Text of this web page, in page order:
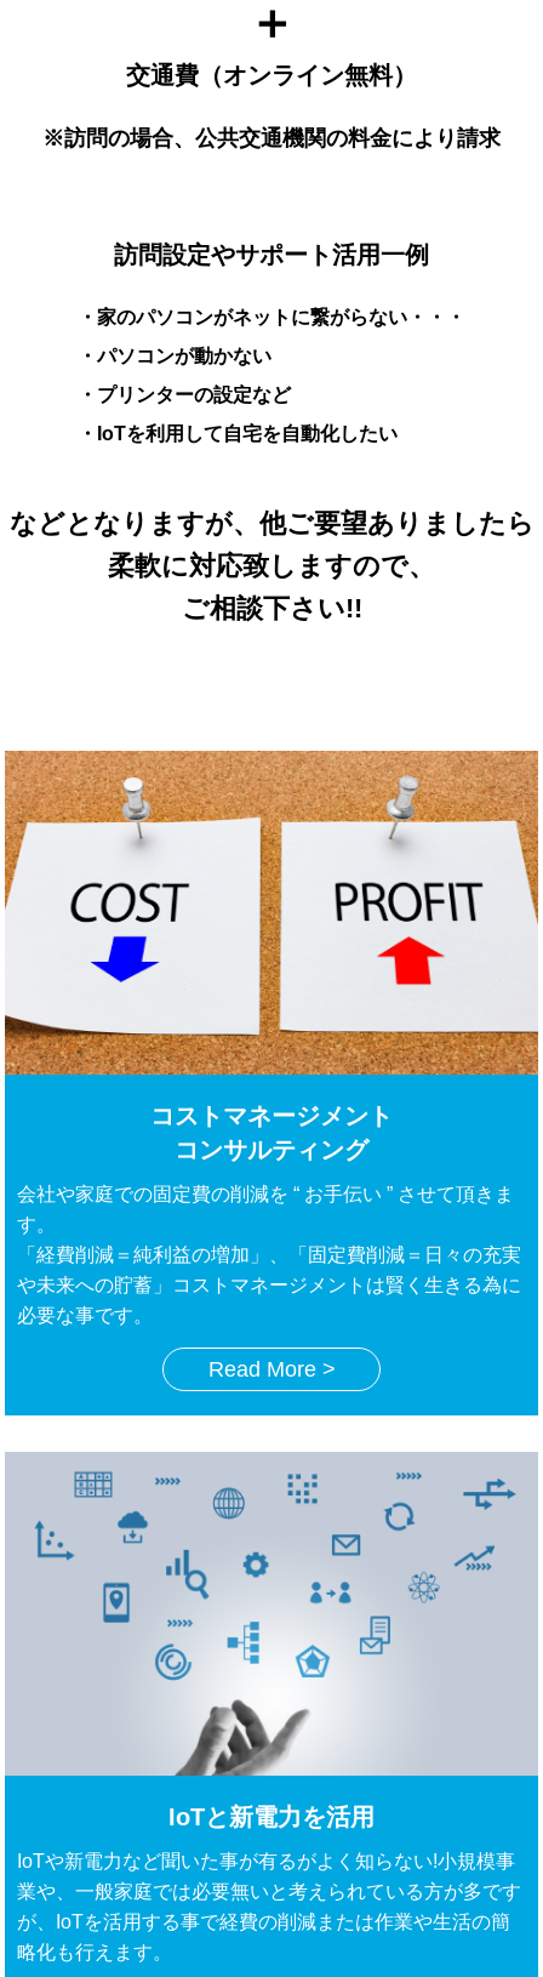
＋
交通費（オンライン無料）
※訪問の場合、公共交通機関の料金により請求
訪問設定やサポート活用一例
・家のパソコンがネットに繋がらない・・・
・パソコンが動かない
・プリンターの設定など
・IoTを利用して自宅を自動化したい
などとなりますが、他ご要望ありましたら
柔軟に対応致しますので、
ご相談下さい!!
コストマネージメント
コンサルティング
会社や家庭での固定費の削減を “ お手伝い ” させて頂きま
す。
「経費削減＝純利益の増加」、「固定費削減＝日々の充実
や未来への貯蓄」コストマネージメントは賢く生きる為に
必要な事です。
Read More >
IoTと新電力を活用
IoTや新電力など聞いた事が有るがよく知らない!小規模事
業や、一般家庭では必要無いと考えられている方が多です
が、IoTを活用する事で経費の削減または作業や生活の簡
略化も行えます。